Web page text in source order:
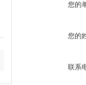
您的
您的
联系